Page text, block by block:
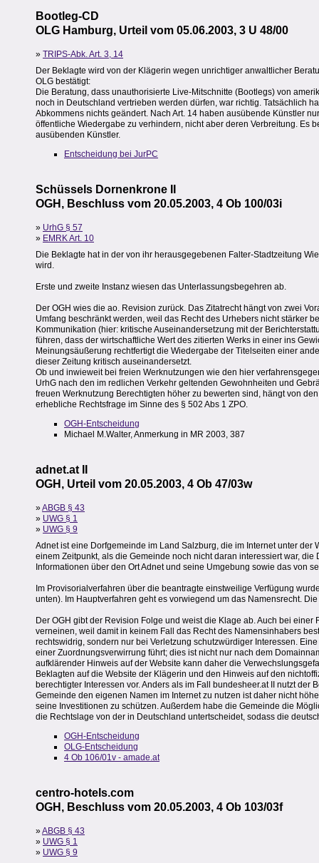
Bootleg-CD
OLG Hamburg, Urteil vom 05.06.2003, 3 U 48/00
» TRIPS-Abk. Art. 3, 14
Der Beklagte wird von der Klägerin wegen unrichtiger anwaltlicher
OLG bestätigt:
Die Beratung, dass unauthorisierte Live-Mitschnitte (Bootlegs) von
noch in Deutschland vertrieben werden dürfen, war richtig. Tatsächlich
Abkommens nichts geändert. Nach Art. 14 haben ausübende Künstler
öffentliche Wiedergabe zu verhindern, nicht aber deren Verbreitung. Es
ausübenden Künstler.
Entscheidung bei JurPC
Schüssels Dornenkrone II
OGH, Beschluss vom 20.05.2003, 4 Ob 100/03i
» UrhG § 57
» EMRK Art. 10
Die Beklagte hat in der von ihr herausgegebenen Falter-Stadtzeitung
wird.
Erste und zweite Instanz wiesen das Unterlassungsbegehren ab.
Der OGH wies die ao. Revision zurück. Das Zitatrecht hängt von zwei
Umfang beschränkt werden, weil das Recht des Urhebers nicht stärker
Kommunikation (hier: kritische Auseinandersetzung mit der
führen, dass der wirtschaftliche Wert des zitierten Werks in einer ins
Meinungsäußerung rechtfertigt die Wiedergabe der Titelseiten einer
dieser Zeitung kritisch auseinandersetzt.
Ob und inwieweit bei freien Werknutzungen wie den hier
UrhG nach den im redlichen Verkehr geltenden Gewohnheiten und
freuen Werknutzung Berechtigten höher zu bewerten sind, hängt von
erhebliche Rechtsfrage im Sinne des § 502 Abs 1 ZPO.
OGH-Entscheidung
Michael M.Walter, Anmerkung in MR 2003, 387
adnet.at II
OGH, Urteil vom 20.05.2003, 4 Ob 47/03w
»ABGB § 43
» UWG § 1
» UWG § 9
Adnet ist eine Dorfgemeinde im Land Salzburg, die im Internet unter
einem Zeitpunkt, als die Gemeinde noch nicht daran interessiert war,
Informationen über den Ort Adnet und seine Umgebung sowie das von
Im Provisorialverfahren über die beantragte einstweilige Verfügung
unten). Im Hauptverfahren geht es vorwiegend um das Namensrecht.
Der OGH gibt der Revision Folge und weist die Klage ab. Auch bei
verneinen, weil damit in keinem Fall das Recht des Namensinhabers
rechtswidrig, sondern nur bei Verletzung schutzwürdiger Interessen.
einer Zuordnungsverwirrung führt; dies ist nicht nur nach dem
aufklärender Hinweis auf der Website kann daher die
Beklagten auf die Website der Klägerin und den Hinweis auf den
berechtigter Interessen vor. Anders als im Fall bundesheer.at II nutzt
Gemeinde den eigenen Namen im Internet zu nutzen ist daher nicht
seine Investitionen zu schützen. Außerdem habe die Gemeinde die
die Rechtslage von der in Deutschland untertscheidet, sodass die
OGH-Entscheidung
OLG-Entscheidung
4 Ob 106/01v - amade.at
centro-hotels.com
OGH, Beschluss vom 20.05.2003, 4 Ob 103/03f
»ABGB § 43
» UWG § 1
» UWG § 9